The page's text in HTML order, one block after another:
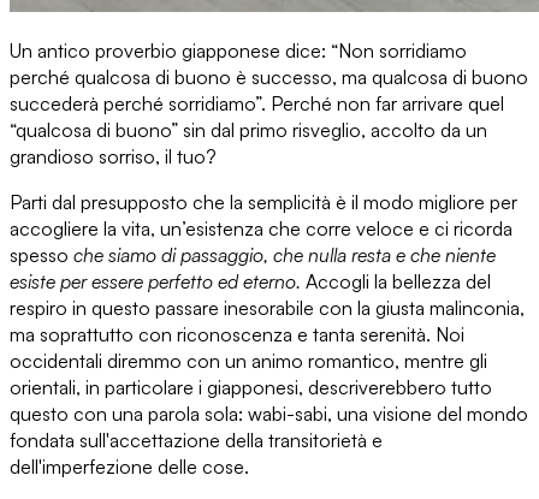
Un antico proverbio giapponese dice: “Non sorridiamo
perché qualcosa di buono è successo, ma qualcosa di buono
succederà perché sorridiamo”. Perché non far arrivare quel
“qualcosa di buono” sin dal primo risveglio, accolto da un
grandioso sorriso, il tuo?
Parti dal presupposto che la semplicità è il modo migliore per
accogliere la vita, un’esistenza che corre veloce e ci ricorda
spesso che siamo di passaggio, che nulla resta e che niente
esiste per essere perfetto ed eterno. Accogli la bellezza del
respiro in questo passare inesorabile con la giusta malinconia,
ma soprattutto con riconoscenza e tanta serenità. Noi
occidentali diremmo con un animo romantico, mentre gli
orientali, in particolare i giapponesi, descriverebbero tutto
questo con una parola sola: wabi-sabi, una visione del mondo
fondata sull'accettazione della transitorietà e
dell'imperfezione delle cose.